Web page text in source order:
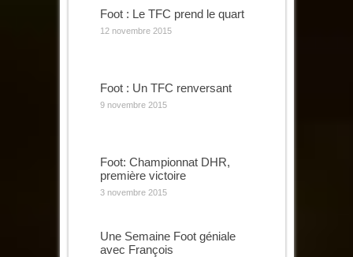
Foot : Le TFC prend le quart
12 novembre 2015
Foot : Un TFC renversant
9 novembre 2015
Foot: Championnat DHR,
première victoire
3 novembre 2015
Une Semaine Foot géniale
avec François